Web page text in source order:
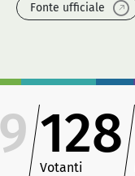
Fonte ufficiale
128
Votanti